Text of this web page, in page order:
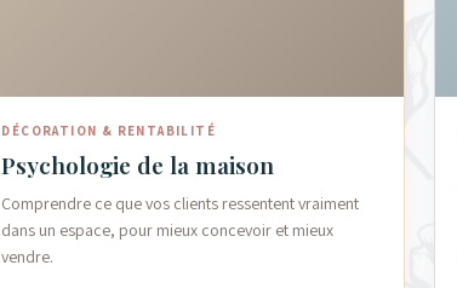
DÉCORATION & RENTABILITÉ
Psychologie de la maison
Comprendre ce que vos clients ressentent vraiment
dans un espace, pour mieux concevoir et mieux
vendre.